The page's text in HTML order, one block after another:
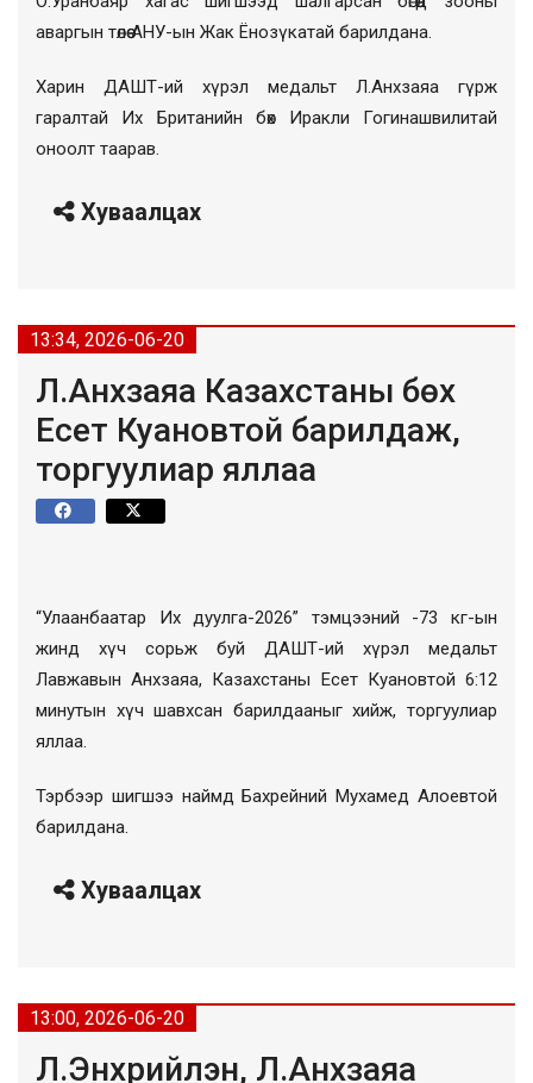
аваргын төлөө АНУ-ын Жак Ёнозүкатай барилдана.
Харин ДАШТ-ий хүрэл медальт Л.Анхзаяа гүрж
гаралтай Их Британийн бөх Иракли Гогинашвилитай
оноолт таарав.
Хуваалцах
13:34, 2026-06-20
Л.Анхзаяа Казахстаны бөх
Есет Куановтой барилдаж,
торгуулиар яллаа
“Улаанбаатар Их дуулга-2026” тэмцээний -73 кг-ын
жинд хүч сорьж буй ДАШТ-ий хүрэл медальт
Лавжавын Анхзаяа, Казахстаны Есет Куановтой 6:12
минутын хүч шавхсан барилдааныг хийж, торгуулиар
яллаа.
Тэрбээр шигшээ наймд Бахрейний Мухамед Алоевтой
барилдана.
Хуваалцах
13:00, 2026-06-20
Л.Энхрийлэн, Л.Анхзаяа